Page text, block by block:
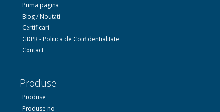
Prima pagina
Blog / Noutati
Certificari
GDPR - Politica de Confidentialitate
Contact
Produse
Produse
Produse noi